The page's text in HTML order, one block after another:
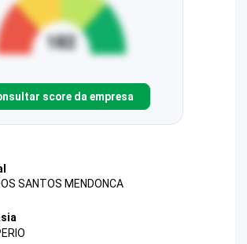
score da empresa
SANTOS MENDONCA